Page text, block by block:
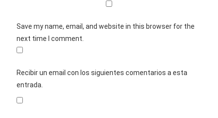
Save my name, email, and website in this browser for the
next time I comment.
Recibir un email con los siguientes comentarios a esta
entrada.